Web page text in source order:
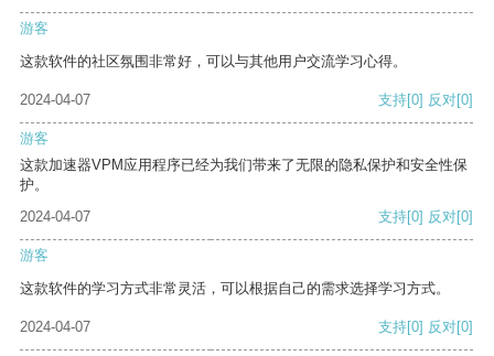
游客
这款软件的社区氛围非常好，可以与其他用户交流学习心得。
2024-04-07 支持[0] 反对[0]
游客
这款加速器VPM应用程序已经为我们带来了无限的隐私保护和安全性保
护。
2024-04-07
支持[0] 反对[0]
游客
这款软件的学习方式非常灵活，可以根据自己的需求选择学习方式。
2024-04-07 支持[0] 反对[0]